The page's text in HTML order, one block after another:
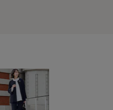
の基本ポイントに対して適用されます。